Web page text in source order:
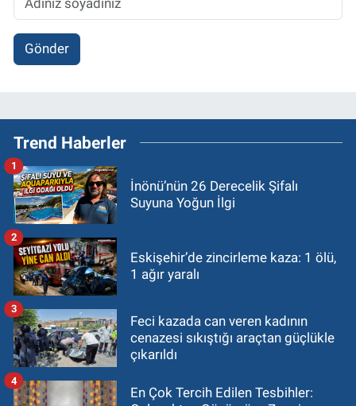
Gönder
Trend Haberler
İnönü’nün 26 Derecelik Şifalı
Suyuna Yoğun İlgi
1
Eskişehir’de zincirleme kaza: 1 ölü,
1 ağır yaralı
2
Feci kazada can veren kadının
cenazesi sıkıştığı araçtan güçlükle
çıkarıldı
3
En Çok Tercih Edilen Tesbihler:
4